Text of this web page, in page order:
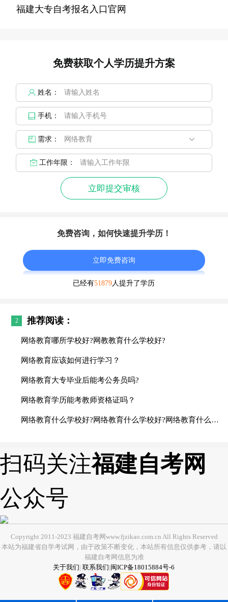
福建大专自考报名入口官网
免费获取个人学历提升方案
姓名：
手机：
需求：
工作年限：
立即提交审核
免费咨询，如何快速提升学历！
立即免费咨询
已经有51879 人提升了学历
2 推荐阅读：
网络教育哪所学校好?网教教育什么学校好?
网络教育应该如何进行学习？
网络教育大专毕业后能考公务员吗?
网络教育学历能考教师资格证吗？
网络教育什么学校好?网络教育什么学校好?网络教育什么学校好?网络教育什么学校好?网络教育什么学校好?
扫码关注福建自考网
公众号
Copyright 2011-2023 福建自考网www.fjzikao.com.cn All Rights Reserved
本站为福建省自学考试网，由于政策不断变化，本站所有信息仅供参考，请以
福建自考网信息为准
关于我们| 联系我们|闽ICP备18015884号-6